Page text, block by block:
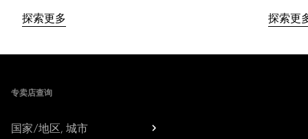
探索更多 探索更
专卖店查询
国家/地区, 城市